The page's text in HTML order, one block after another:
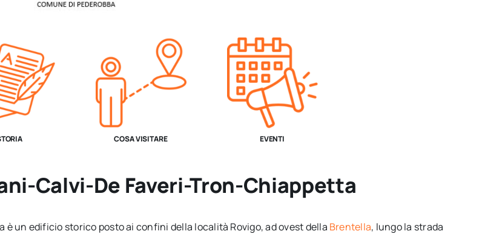
COSA VISITARE EVENTI
Calvi-De Faveri-Tron-Chiappetta
un edificio storico posto ai confini della località Rovigo, ad ovest della Brentella, lungo la strada